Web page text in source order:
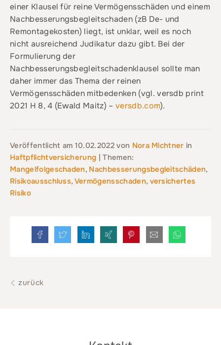
einer Klausel für reine Vermögensschäden und einem
Nachbesserungsbegleitschaden (zB De- und
Remontagekosten) liegt, ist unklar, weil es noch
nicht ausreichend Judikatur dazu gibt. Bei der
Formulierung der
Nachbesserungsbegleitschadenklausel sollte man
daher immer das Thema der reinen
Vermögensschäden mitbedenken (vgl. versdb print
2021 H 8, 4 (Ewald Maitz) – versdb.com).
Veröffentlicht am 10.02.2022von Nora Michtner in
Haftpflichtversicherung | Themen:
Mangelfolgeschaden, Nachbesserungsbegleitschäden,
Risikoausschluss, Vermögensschaden, versichertes
Risiko
zurück